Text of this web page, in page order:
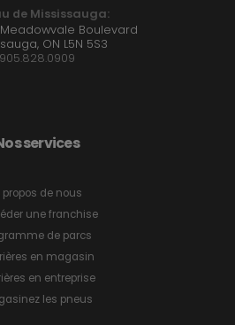
de Mississauga:
Boulevard
ON L5N 5S3
905.828.0909
services
propos de nous
une franchise
de parcs
en magasin
en entreprise
les pneus